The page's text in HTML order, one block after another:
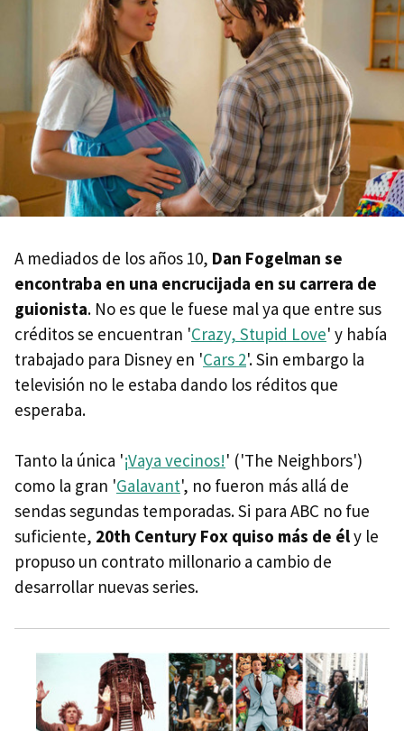
A mediados de los años 10, Dan Fogelman se
encontraba en una encrucijada en su carrera de
guionista. No es que le fuese mal ya que entre sus
créditos se encuentran 'Crazy, Stupid Love' y había
trabajado para Disney en 'Cars 2'. Sin embargo la
televisión no le estaba dando los réditos que
esperaba.
Tanto la única '¡Vaya vecinos!' ('The Neighbors')
como la gran 'Galavant', no fueron más allá de
sendas segundas temporadas. Si para ABC no fue
suficiente, 20th Century Fox quiso más de ély le
propuso un contrato millonario a cambio de
desarrollar nuevas series.